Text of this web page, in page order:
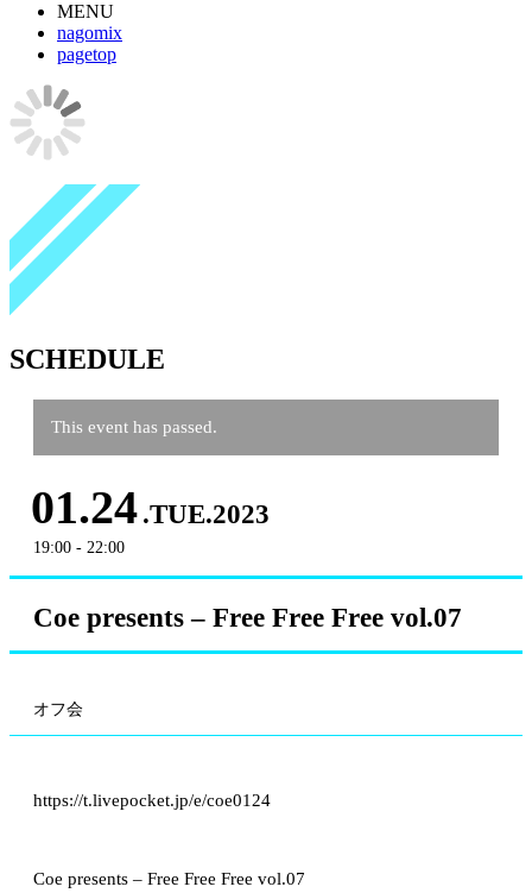
MENU
nagomix
pagetop
SCHEDULE
This event has passed.
01.24 .TUE.2023
19:00 - 22:00
Coe presents – Free Free Free vol.07
オフ会
https://t.livepocket.jp/e/coe0124
Coe presents – Free Free Free vol.07